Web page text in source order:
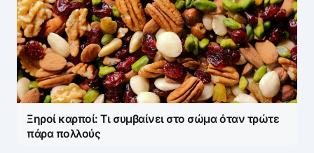
Ξηροί καρποί: Τι συμβαίνει στο σώμα όταν τρώτε
πάρα πολλούς